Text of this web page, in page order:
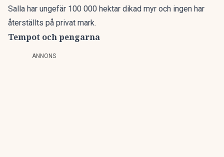
Salla har ungefär 100 000 hektar dikad myr och ingen har
återställts på privat mark.
Tempot och pengarna
ANNONS